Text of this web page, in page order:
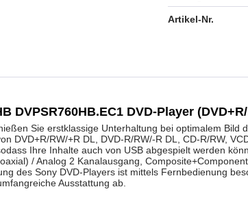
Artikel-Nr.
DVD-Player
Sie erstklassige Unterhaltung bei optimalem
DVD+R/RW/+R DL, DVD-R/RW/-R DL, CD-R/RW,
Ihre Inhalte auch von USB abgespielt werden
/ Analog 2 Kanalausgang,
des Sony DVD-Players ist mittels Fernbedienung
Ausstattung ab.